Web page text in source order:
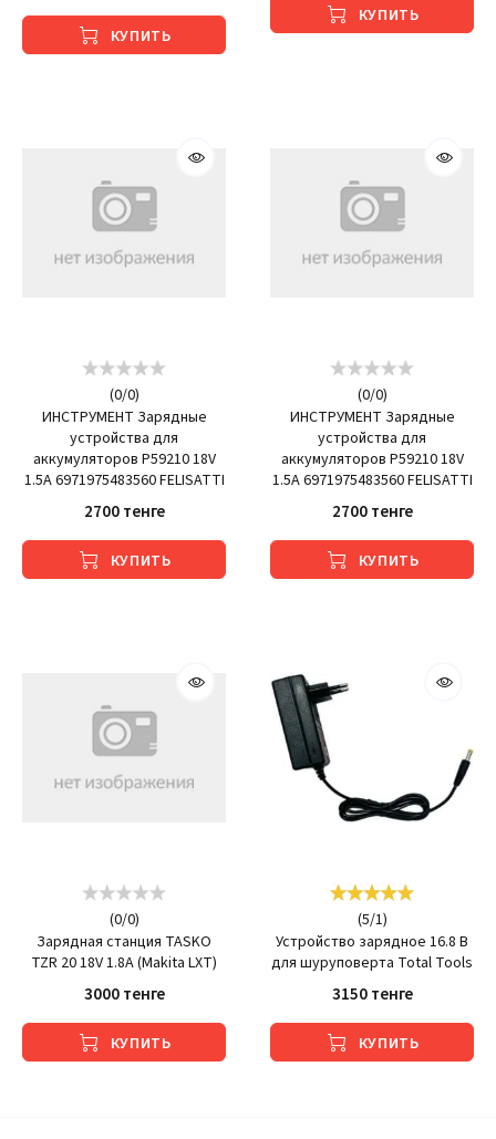
КУПИТЬ
КУПИТЬ
(0/0)
ИНСТРУМЕНТ Зарядные
устройства для
аккумуляторов P59210 18V
1.5A 6971975483560 FELISATTI
2700 тенге
КУПИТЬ
(0/0)
ИНСТРУМЕНТ Зарядные
устройства для
аккумуляторов P59210 18V
1.5A 6971975483560 FELISATTI
2700 тенге
КУПИТЬ
(0/0)
Зарядная станция TASKO
TZR 20 18V 1.8A (Makita LXT)
3000 тенге
КУПИТЬ
(5/1)
Устройство зарядное 16.8 В
для шуруповерта Total Tools
3150 тенге
КУПИТЬ